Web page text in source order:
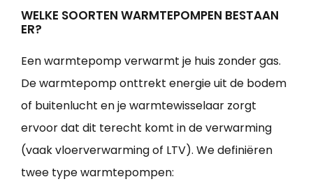
WELKE SOORTEN WARMTEPOMPEN BESTAAN
ER?
Een warmtepomp verwarmt je huis zonder gas.
De warmtepomp onttrekt energie uit de bodem
of buitenlucht en je warmtewisselaar zorgt
ervoor dat dit terecht komt in de verwarming
(vaak vloerverwarming of LTV). We definiëren
twee type warmtepompen: